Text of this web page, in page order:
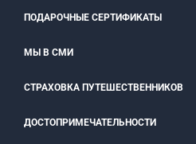
ПОДАРОЧНЫЕ СЕРТИФИКАТЫ
МЫ В СМИ
СТРАХОВКА ПУТЕШЕСТВЕННИКОВ
ДОСТОПРИМЕЧАТЕЛЬНОСТИ